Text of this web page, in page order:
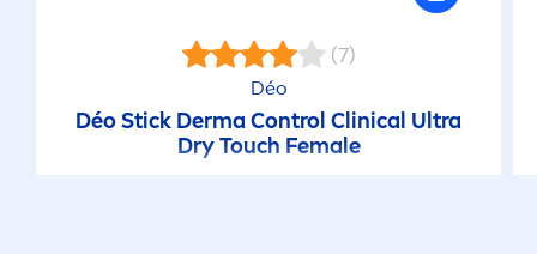
(7)
Déo
Déo Stick Derma Control Clinical Ultra
Dry Touch Female